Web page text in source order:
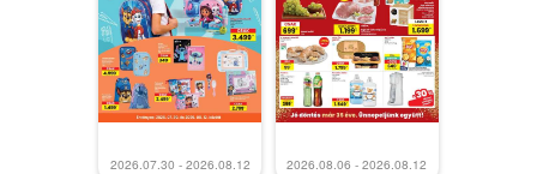
2026.07.30 - 2026.08.12 2026.08.06 - 2026.08.12